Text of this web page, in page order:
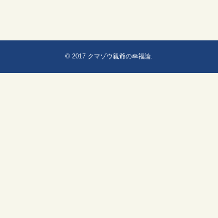
© 2017 クマゾウ親爺の幸福論.